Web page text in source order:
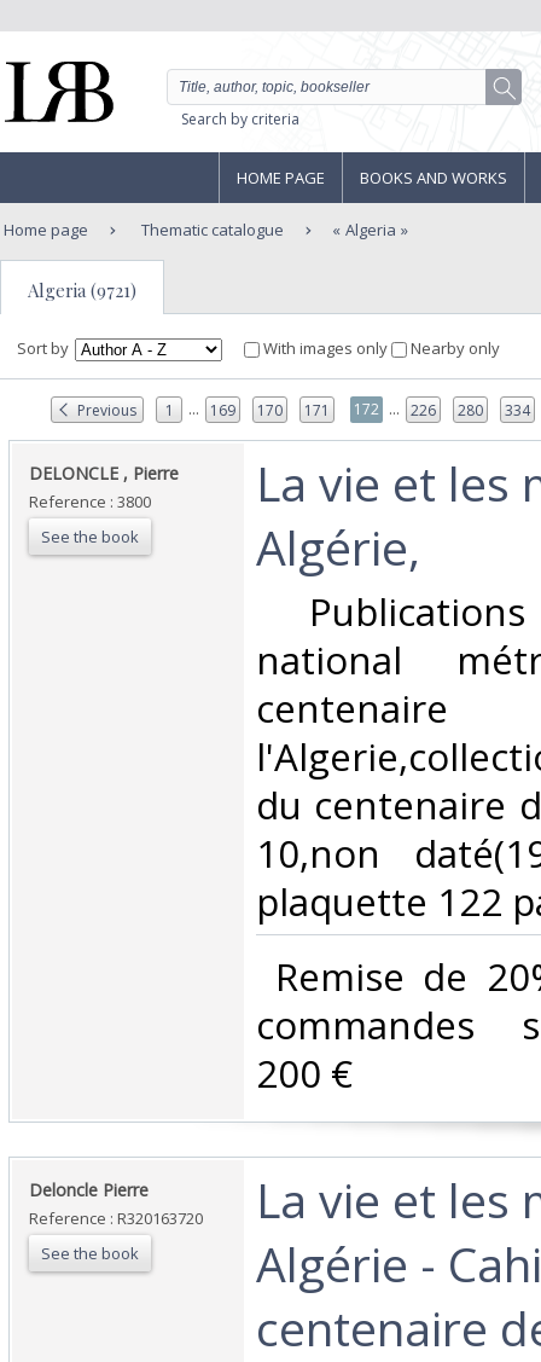
Search by criteria
HOME PAGE BOOKS AND WORKS
Home page Thematic catalogue Algeria
Algeria (9721)
Sort by With images only Nearby only
Previous 1 ... 169 170 171 172 ... 226 280 334
‎DELONCLE , Pierre ‎
Reference : 3800
See the book
‎La vie et les
Algérie, ‎
national
du centenaire
10,non
plaquette 122
Remise de
commandes
200 €‎
‎Deloncle Pierre‎
Reference : R320163720
See the book
‎La vie et les
Algérie -
centenaire